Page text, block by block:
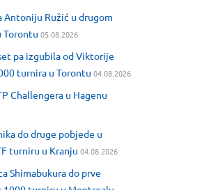
Antoniju Ružić u drugom
Torontu 05.08.2026
pa izgubila od Viktorije
turnira u Torontu 04.08.2026
Challengera u Hagenu
do druge pobjede u
turniru u Kranju 04.08.2026
Shimabukura do prve